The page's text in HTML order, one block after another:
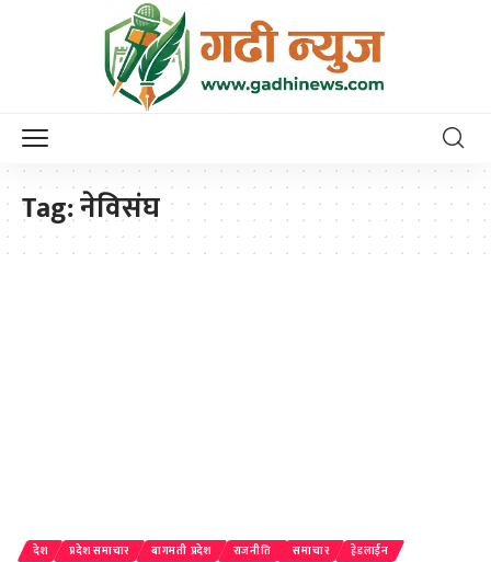
Tag:नेविसंघ
देश प्रदेश समाचार बागमती प्रदेश राजनीति समाचार हेडलाईन